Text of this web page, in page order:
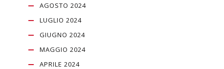
AGOSTO 2024
LUGLIO 2024
GIUGNO 2024
MAGGIO 2024
APRILE 2024